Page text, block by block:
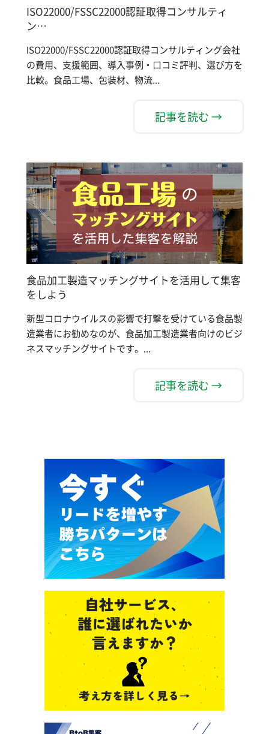
ISO22000/FSSC22000認証取得コンサルティ
ン…
ISO22000/FSSC22000認証取得コンサルティング会社
の費用、支援範囲、導入事例・口コミ評判、選び方を
比較。食品工場、包装材、物流...
記事を読む →
食品加工製造マッチングサイトを活用して集客
をしよう
新型コロナウイルスの影響で打撃を受けている食品製
造業者にお勧めなのが、食品加工製造業者向けのビジ
ネスマッチングサイトです。...
記事を読む →